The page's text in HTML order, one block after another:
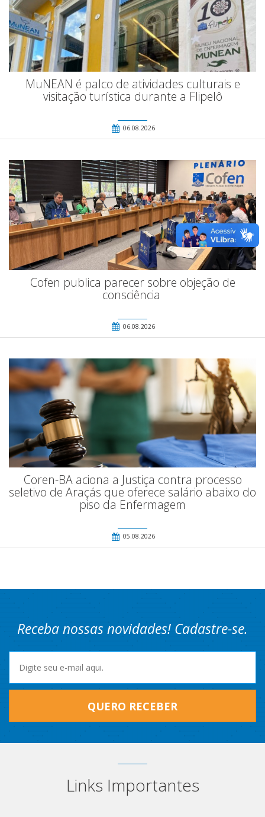
MuNEAN é palco de atividades culturais e
visitação turística durante a Flipelô
06.08.2026
Cofen publica parecer sobre objeção de
consciência
06.08.2026
Coren-BA aciona a Justiça contra processo
seletivo de Araçás que oferece salário abaixo do
piso da Enfermagem
05.08.2026
Receba nossas novidades! Cadastre-se.
QUERO RECEBER
Links Importantes